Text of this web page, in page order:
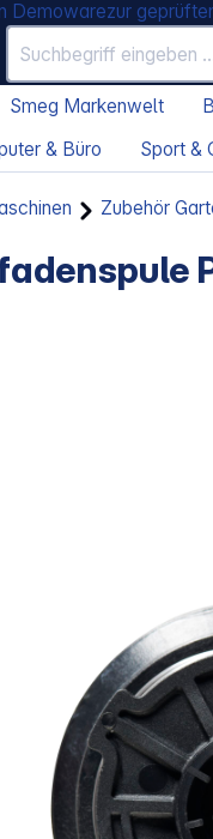
zur
Smeg Markenwelt
& Büro Sport &
Zubehör